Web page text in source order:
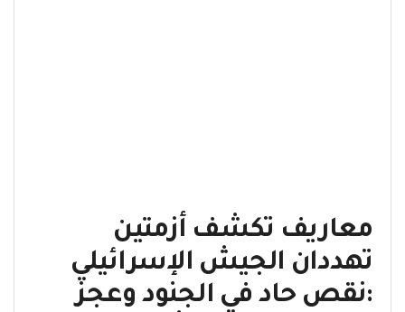
معاريف تكشف أزمتين
تهددان الجيش الإسرائيلي
:نقص حاد في الجنود وعجز